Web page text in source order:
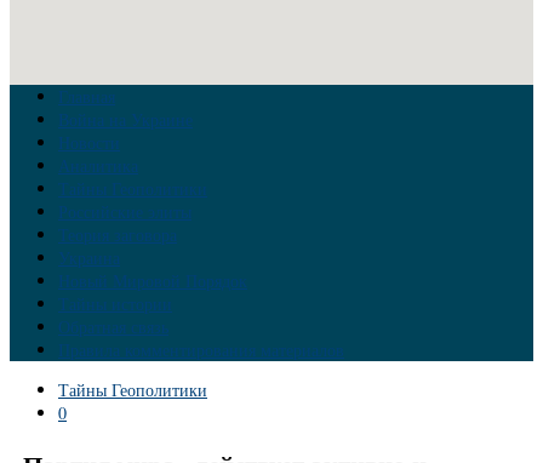
Главная
Война на Украине
Новости
Аналитика
Тайны Геополитики
Российские элиты
Теория заговора
Украина
Новый Мировой Порядок
Тайны истории
Обратная связь
Правила комментирования материалов
Тайны Геополитики
0